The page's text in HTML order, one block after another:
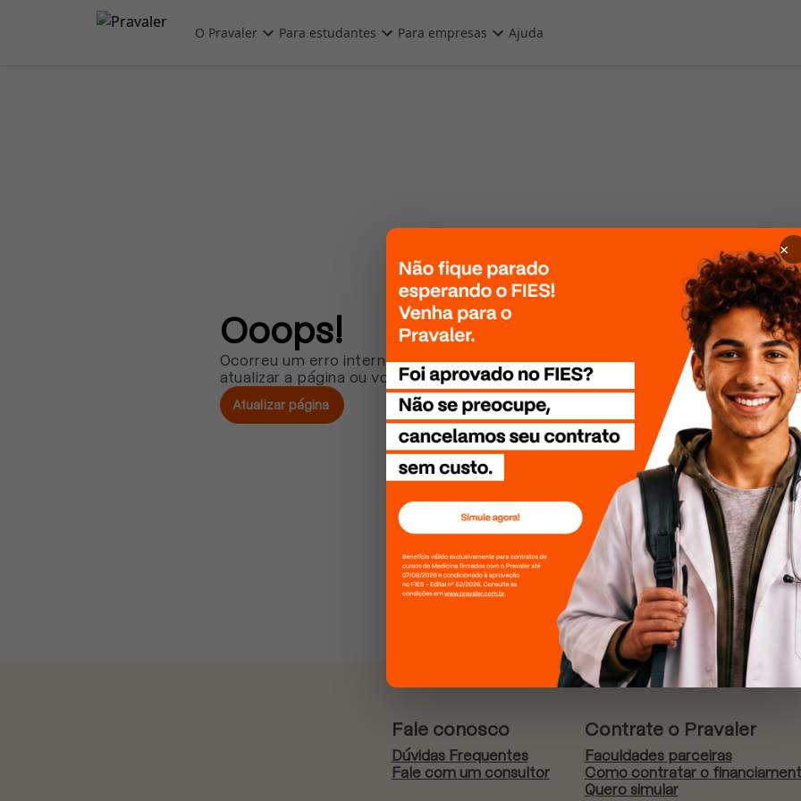
Pular para o conteúdo principal
O Pravaler Para estudantes Para empresas Ajuda
Ooops!
Ocorreu um erro interno. Por favor, tente
atualizar a página ou volte mais tarde!
Atualizar página
Fale conosco
Dúvidas Frequentes
Fale com um consultor
Contrate o Pravaler
Faculdades parceiras
Como contratar o
Quero simular
×